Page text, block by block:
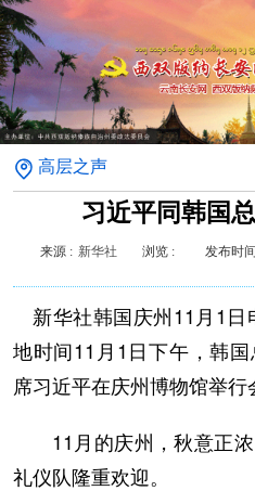
高层之声
习近平同韩国
来源 : 新华社 浏览 : 发布时
新华社韩国庆州11月1日
地时间11月1日下午，韩
席习近平在庆州博物馆举行
11月的庆州，秋意正浓
礼仪队隆重欢迎。